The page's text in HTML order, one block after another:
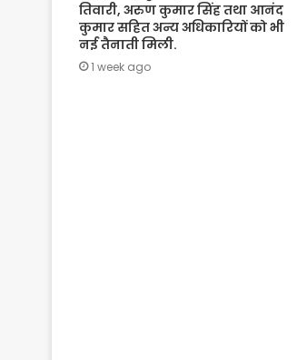
तिवारी, अरुण कुमार सिंह तथा आनंद
कुमार सहित अन्य अधिकारियों को भी
नई तैनाती मिली.
1 week ago